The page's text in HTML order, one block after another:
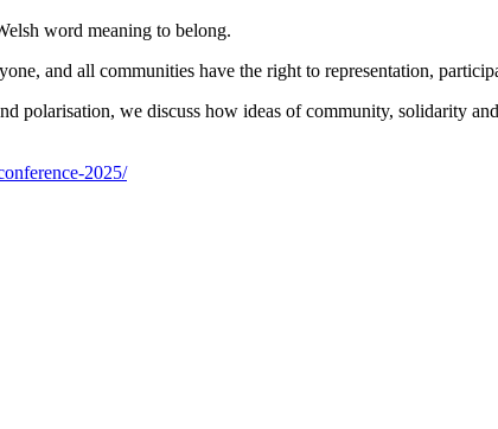
word meaning to belong.
and all communities have the right to representation,
polarisation, we discuss how ideas of community, solidarity
2025/